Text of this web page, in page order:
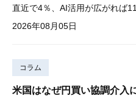
2026年08月05日
コラム
米国はなぜ円買い協調介入